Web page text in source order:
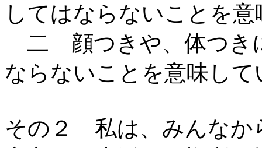
してはならないことを
二 顔つきや、体つき
ならないことを意味して
その２ 私は、みんなか